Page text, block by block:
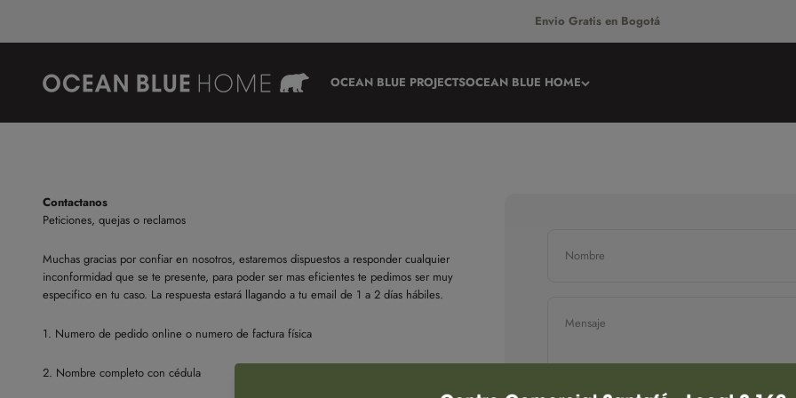
Envio Gratis en Bogotá
OCEAN BLUE PROJECTSOCEAN BLUE HOME
Ocean Blue Home
Contactanos
Peticiones, quejas o reclamos
Muchas gracias por confiar en nosotros, estaremos dispuestos a responder cualquier
inconformidad que se te presente, para poder ser mas eficientes te pedimos ser muy
especifico en tu caso. La respuesta estará llagando a tu email de 1 a 2 días hábiles.
1. Numero de pedido online o numero de factura física
2. Nombre completo con cédula
Nombre
Mensaje